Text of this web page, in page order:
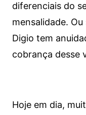
diferenciais do
mensalidade.
Digio tem
cobrança desse
Hoje em dia,